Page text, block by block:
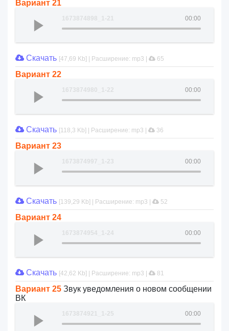
Вариант 21
00:00
1673874898_1-21
Скачать [47,69 Kb] | Расширение: mp3 | 65
Вариант 22
00:00
1673874980_1-22
Скачать [118,3 Kb] | Расширение: mp3 | 36
Вариант 23
00:00
1673874997_1-23
Скачать [139,29 Kb] | Расширение: mp3 | 52
Вариант 24
00:00
1673874954_1-24
Скачать [42,62 Kb] | Расширение: mp3 | 81
Вариант 25 Звук уведомления о новом сообщении
ВК
00:00
1673874921_1-25